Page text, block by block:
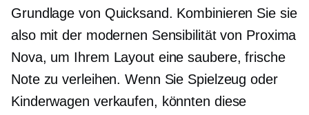
Grundlage von Quicksand. Kombinieren Sie sie
also mit der modernen Sensibilität von Proxima
Nova, um Ihrem Layout eine saubere, frische
Note zu verleihen. Wenn Sie Spielzeug oder
Kinderwagen verkaufen, könnten diese